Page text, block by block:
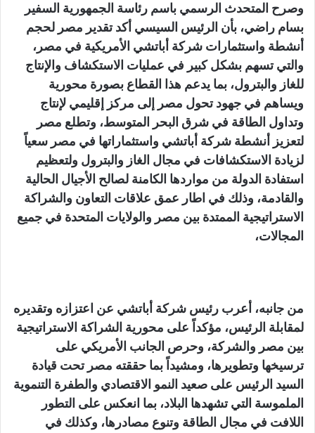
وصرح المتحدث الرسمي باسم رئاسة الجمهورية السفير
بسام راضي، بأن الرئيس السيسي أكد تقدير مصر لحجم
أنشطة واستثمارات شركة أباتشي الأمريكية في مصر،
والتي تسهم بشكل كبير في عمليات الاستكشاف والإنتاج
للغاز والبترول، بما يدعم هذا القطاع بصورة محورية
ويساهم في جهود تحول مصر إلى مركز إقليمي لإنتاج
وتداول الطاقة في شرق البحر المتوسط، وتطلع مصر
لتعزيز أنشطة شركة أباتشي واستثماراتها في مصر سعياً
لزيادة الاستكشافات في مجال الغاز والبترول ولتعظيم
استفادة الدولة من مواردها الكامنة لصالح الأجيال الحالية
والقادمة، وذلك في اطار عمق علاقات التعاون والشراكة
الاستراتيجية الممتدة بين مصر والولايات المتحدة في جميع
المجالات،
من جانبه، أعرب رئيس شركة أباتشي عن اعتزازه وتقديره
لمقابلة الرئيس، مؤكداً على محورية الشراكة الاستراتيجية
بين مصر والشركة، وحرص الجانب الأمريكي على
ترسيخها وتطويرها، ومشيداً بما حققته مصر تحت قيادة
السيد الرئيس على صعيد النمو الاقتصادي والطفرة التنموية
الملموسة التي تشهدها البلاد، بما انعكس على التطور
اللافت في مجال الطاقة وتنوع مصادرها، وكذلك في